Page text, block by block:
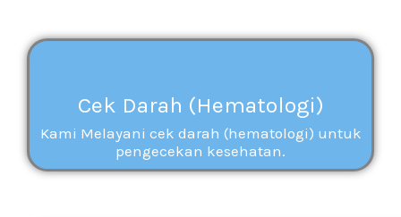
Cek Darah (Hematologi)
Kami Melayani cek darah (hematologi) untuk
pengecekan kesehatan.